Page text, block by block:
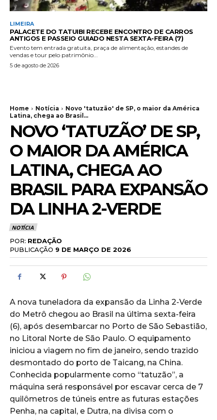
LIMEIRA
PALACETE DO TATUIBI RECEBE ENCONTRO DE CARROS
ANTIGOS E PASSEIO GUIADO NESTA SEXTA-FEIRA (7)
Evento tem entrada gratuita, praça de alimentação, estandes de
vendas e tour pelo patrimônio...
5 de agosto de 2026